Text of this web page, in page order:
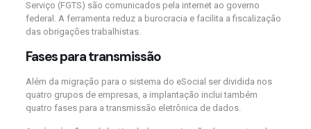
Serviço (FGTS) são comunicados pela internet ao governo
federal. A ferramenta reduz a burocracia e facilita a fiscalização
das obrigações trabalhistas.
Fases para transmissão
Além da migração para o sistema do eSocial ser dividida nos
quatro grupos de empresas, a implantação inclui também
quatro fases para a transmissão eletrônica de dados.